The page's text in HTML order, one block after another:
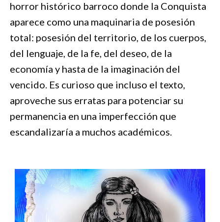
horror histórico barroco donde la Conquista
aparece como una maquinaria de posesión
total: posesión del territorio, de los cuerpos,
del lenguaje, de la fe, del deseo, de la
economía y hasta de la imaginación del
vencido. Es curioso que incluso el texto,
aproveche sus erratas para potenciar su
permanencia en una imperfección que
escandalizaría a muchos académicos.